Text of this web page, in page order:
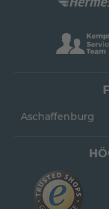
Aschaffenburg